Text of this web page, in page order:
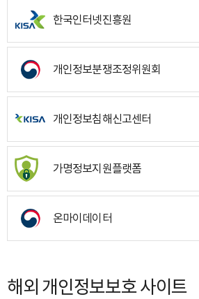
한국인터넷진흥원
개인정보분쟁조정위원회
개인정보침해신고센터
가명정보지원플랫폼
온마이데이터
해외 개인정보보호 사이트